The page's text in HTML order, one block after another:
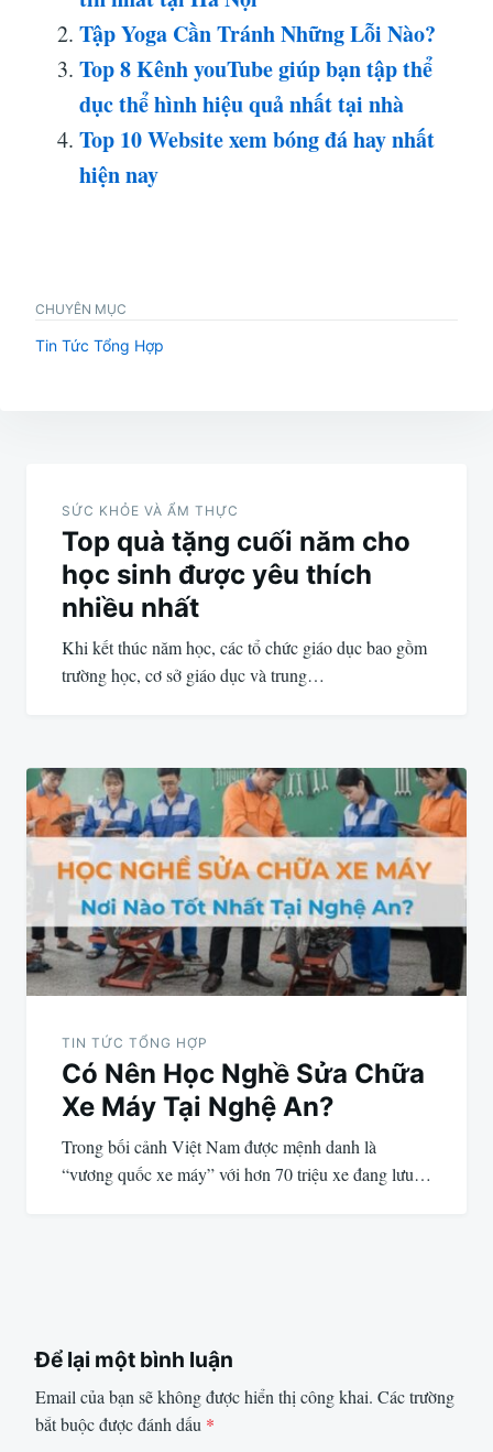
Tập Yoga Cần Tránh Những Lỗi Nào?
Top 8 Kênh youTube giúp bạn tập thể
dục thể hình hiệu quả nhất tại nhà
Top 10 Website xem bóng đá hay nhất
hiện nay
CHUYÊN MỤC
Tin Tức Tổng Hợp
hướng
viết
SỨC KHỎE VÀ ẨM THỰC
Top quà tặng cuối năm cho
học sinh được yêu thích
nhiều nhất
Khi kết thúc năm học, các tổ chức giáo dục bao gồm
trường học, cơ sở giáo dục và trung…
TIN TỨC TỔNG HỢP
Có Nên Học Nghề Sửa Chữa
Xe Máy Tại Nghệ An?
Trong bối cảnh Việt Nam được mệnh danh là
“vương quốc xe máy” với hơn 70 triệu xe đang lưu…
Để lại một bình luận
Email của bạn sẽ không được hiển thị công khai. Các trường
bắt buộc được đánh dấu *